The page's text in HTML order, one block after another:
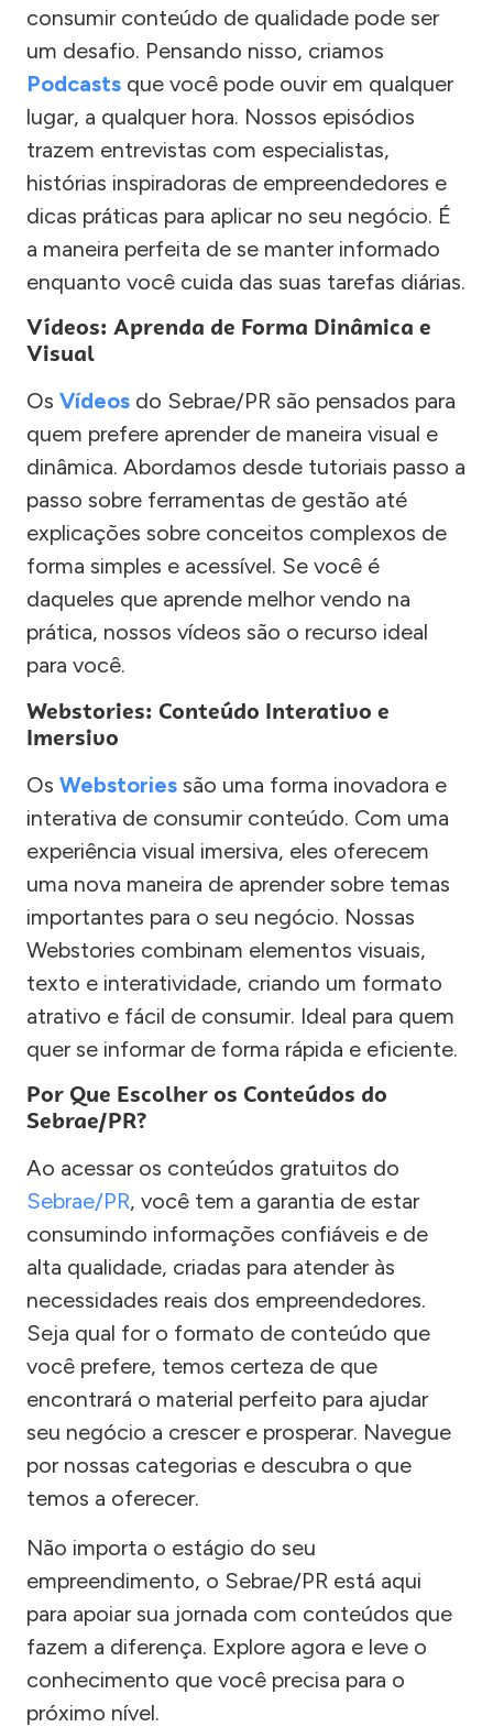
consumir conteúdo de qualidade pode ser
um desafio. Pensando nisso, criamos
Podcasts que você pode ouvir em qualquer
lugar, a qualquer hora. Nossos episódios
trazem entrevistas com especialistas,
histórias inspiradoras de empreendedores e
dicas práticas para aplicar no seu negócio. É
a maneira perfeita de se manter informado
enquanto você cuida das suas tarefas diárias.
Vídeos: Aprenda de Forma Dinâmica e
Visual
Os Vídeos do Sebrae/PR são pensados para
quem prefere aprender de maneira visual e
dinâmica. Abordamos desde tutoriais passo a
passo sobre ferramentas de gestão até
explicações sobre conceitos complexos de
forma simples e acessível. Se você é
daqueles que aprende melhor vendo na
prática, nossos vídeos são o recurso ideal
para você.
Webstories: Conteúdo Interativo e
Imersivo
Os Webstories são uma forma inovadora e
interativa de consumir conteúdo. Com uma
experiência visual imersiva, eles oferecem
uma nova maneira de aprender sobre temas
importantes para o seu negócio. Nossas
Webstories combinam elementos visuais,
texto e interatividade, criando um formato
atrativo e fácil de consumir. Ideal para quem
quer se informar de forma rápida e eficiente.
Por Que Escolher os Conteúdos do
Sebrae/PR?
Ao acessar os conteúdos gratuitos do
Sebrae/PR, você tem a garantia de estar
consumindo informações confiáveis e de
alta qualidade, criadas para atender às
necessidades reais dos empreendedores.
Seja qual for o formato de conteúdo que
você prefere, temos certeza de que
encontrará o material perfeito para ajudar
seu negócio a crescer e prosperar. Navegue
por nossas categorias e descubra o que
temos a oferecer.
Não importa o estágio do seu
empreendimento, o Sebrae/PR está aqui
para apoiar sua jornada com conteúdos que
fazem a diferença. Explore agora e leve o
conhecimento que você precisa para o
próximo nível.